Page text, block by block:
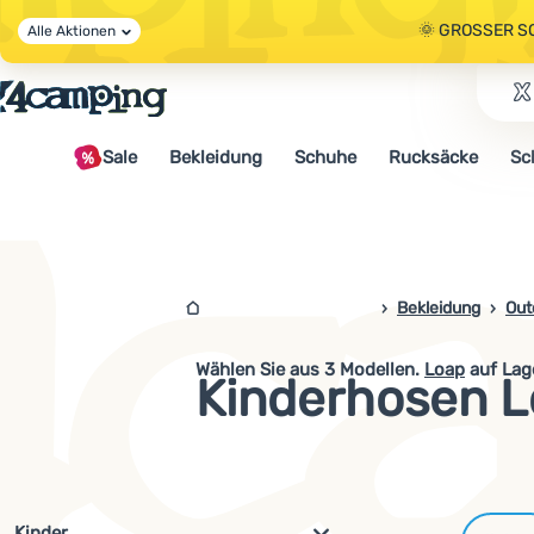
🌞 GROSSER
🤫 - 10 % AUF
🌞 GROSSER
Alle Aktionen
Sale Bekleidung Schuhe Rucksäcke
4campingshop.de
Bekleidung
Kinderhosen
Wählen Sie aus 3 Modellen. Loap auf